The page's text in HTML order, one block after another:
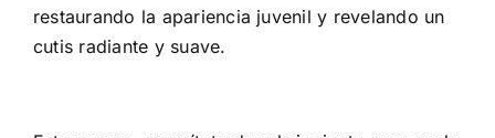
restaurando la apariencia juvenil y revelando un
cutis radiante y suave.